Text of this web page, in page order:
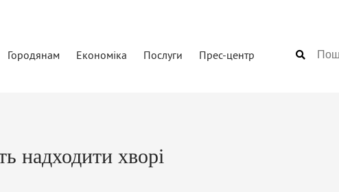
Городянам Економіка Послуги Прес-центр
надходити хворі